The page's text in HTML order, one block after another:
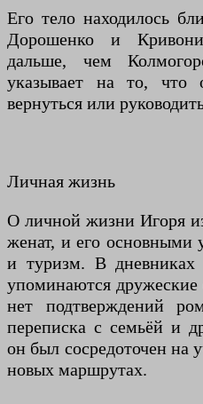
Его тело находилось
Дорошенко и
дальше, чем
указывает на то, что
вернуться или
Личная жизнь
О личной жизни Игоря
женат, и его основными
и туризм. В дневниках
упоминаются
нет подтверждений
переписка с семьёй и
он был сосредоточен на
новых маршрутах.